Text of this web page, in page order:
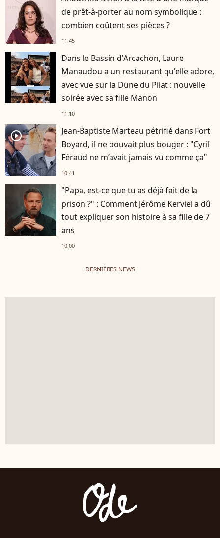
de prêt-à-porter au nom symbolique :
combien coûtent ses pièces ?
11:45
Dans le Bassin d'Arcachon, Laure
Manaudou a un restaurant qu'elle adore,
avec vue sur la Dune du Pilat : nouvelle
soirée avec sa fille Manon
11:10
player2
Jean-Baptiste Marteau pétrifié dans Fort
Boyard, il ne pouvait plus bouger : "Cyril
Féraud ne m’avait jamais vu comme ça"
10:41
"Papa, est-ce que tu as déjà fait de la
prison ?" : Comment Jérôme Kerviel a dû
tout expliquer son histoire à sa fille de 7
ans
10:00
DERNIÈRES NEWS